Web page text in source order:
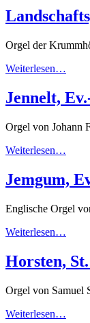
Orgel der
Weiterlesen…
Jennelt,
Orgel von Johann
Weiterlesen…
Jemgum,
Englische Orgel
Weiterlesen…
Horsten,
Orgel von Samuel
Weiterlesen…